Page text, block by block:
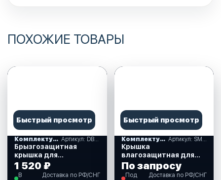
ПОХОЖИЕ ТОВАРЫ
Быстрый просмотр
Комплектующие
Брызгозащитная
крышка для
магнитолы (10247270)
1 520 ₽
В
Доставка по РФ/СНГ
Быстрый просмотр
Комплектующие
Крышка
влагозащитная для
магнитафона
(SM5000)
По запросу
Под
Доставка по РФ/СНГ